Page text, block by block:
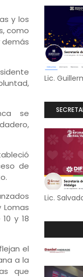
y los
como
demás
se
de
Lomas
y 18
el
a la
que
Lic.
Lic.